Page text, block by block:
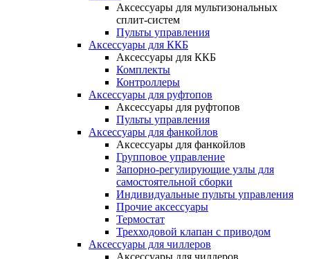
Аксессуары для мультизональных
сплит-систем
Пульты управления
Аксессуары для ККБ
Аксессуары для ККБ
Комплекты
Контроллеры
Аксессуары для руфтопов
Аксессуары для руфтопов
Пульты управления
Аксессуары для фанкойлов
Аксессуары для фанкойлов
Групповое управление
Запорно-регулирующие узлы для
самостоятельной сборки
Индивидуальные пульты управления
Прочие аксессуары
Термостат
Трехходовой клапан с приводом
Аксессуары для чиллеров